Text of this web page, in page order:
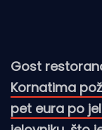
Gost
Kornatima
pet eura po